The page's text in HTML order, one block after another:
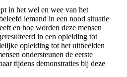
in het wel en wee van het
iemand in een nood situatie
en hoe worden deze mensen
in een opleiding tot
opleiding tot het uitbeelden
ondersteunen de eerste
tijdens demonstraties bij deze